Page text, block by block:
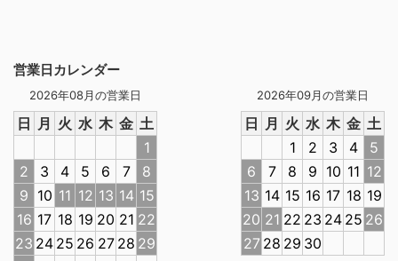
営業日カレンダー
2026年08月の営業日
日 月 火 水 木 金 土
1
2
3 4 5 6 7
8
9 10 11 12 13 14 15
16 17 18 19 20 21 22
23 24 25 26 27 28 29
2026年09月の営業日
日 月 火 水 木 金 土
1
2 3 4
5
6
7 8 9 10 11 12
13 14 15 16 17 18 19
20 21 22 23 24 25 26
27 28 29 30